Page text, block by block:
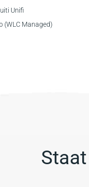
Unifi
(WLC Managed)